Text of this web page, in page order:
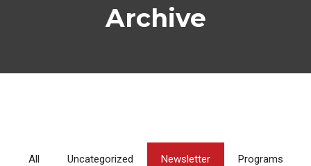
Archive
All Uncategorized Newsletter Programs